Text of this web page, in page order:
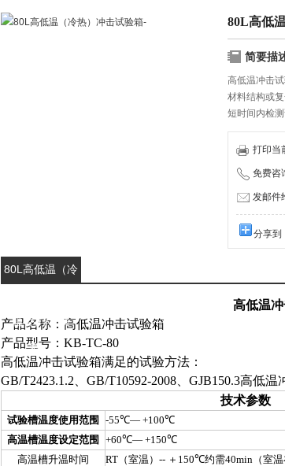
80L高低
简要描
高低温冲击
材料结构或
短时间内检
打印当
免费咨
发邮件
分享到
80L高低温（冷
箱-的详细资
料：
高低温
产品名称：高低温冲击试验箱
产品型号：KB-TC-80
高低温冲击试验箱满足的试验方法：
GB/T2423.1.2、GB/T10592-2008、GJB150.3高低温
技术参数
试验槽温度使用范围 -55℃— +100℃
高温槽温度设定范围
+60℃— +150℃
高温槽升温时间
RT（室温）-- ＋150℃约需40min（室